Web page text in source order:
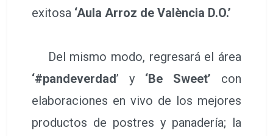
exitosa ‘Aula Arroz de València D.O.’
Del mismo modo, regresará el área
‘#pandeverdad’ y ‘Be Sweet’ con
elaboraciones en vivo de los mejores
productos de postres y panadería; la